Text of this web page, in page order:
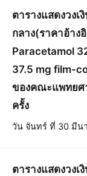
ตารางแสดงวง
กลาง(ราคาอ้า
Paracetamol
37.5 mg film-
ของคณะแพทยศ
ครั้ง
วัน จันทร์ ที่ 30 มีน
ตารางแสดงวง